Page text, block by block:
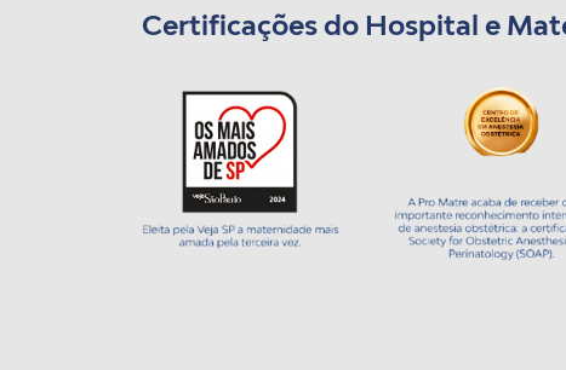
Certificações do Hospital e